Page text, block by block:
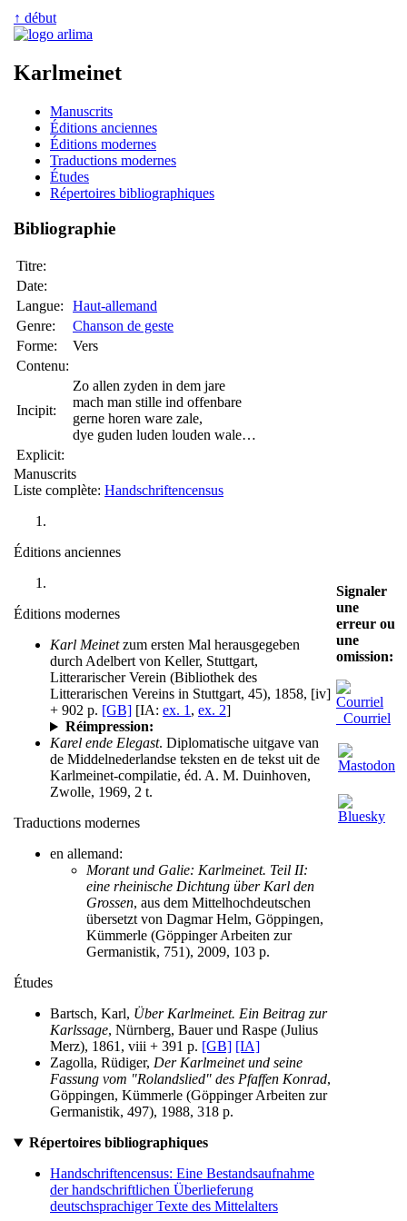
↑ début
Karlmeinet
Manuscrits
Éditions anciennes
Éditions modernes
Traductions modernes
Études
Répertoires bibliographiques
Bibliographie
Titre:
Date:
Langue:
Haut-allemand
Genre:
Chanson de geste
Forme:
Vers
Contenu:
Incipit:
Zo allen zyden in dem jare
mach man stille ind offenbare
gerne horen ware zale,
dye guden luden louden wale…
Explicit:
Manuscrits
Liste complète: Handschriftencensus
Éditions anciennes
Éditions modernes
Karl Meinetzum ersten Mal herausgegeben
durch Adelbert von Keller, Stuttgart,
Litterarischer Verein (Bibliothek des
Litterarischen Vereins in Stuttgart, 45), 1858, [iv]
+ 902 p. [GB] [IA: ex. 1 , ex. 2]
Réimpression:
Karel ende Elegast. Diplomatische uitgave van
de Middelnederlandse teksten en de tekst uit de
Karlmeinet-compilatie, éd. A. M. Duinhoven,
Zwolle, 1969, 2 t.
Traductions modernes
en allemand:
Morant und Galie: Karlmeinet. Teil II:
eine rheinische Dichtung über Karl den
Grossen, aus dem Mittelhochdeutschen
übersetzt von Dagmar Helm, Göppingen,
Kümmerle (Göppinger Arbeiten zur
Germanistik, 751), 2009, 103 p.
Études
Bartsch, Karl, Über Karlmeinet. Ein Beitrag zur
Karlssage, Nürnberg, Bauer und Raspe (Julius
Merz), 1861, viii + 391 p. [GB] [IA]
Zagolla, Rüdiger, Der Karlmeinet und seine
Fassung vom "Rolandslied" des Pfaffen Konrad,
Göppingen, Kümmerle (Göppinger Arbeiten zur
Germanistik, 497), 1988, 318 p.
Répertoires bibliographiques
Handschriftencensus: Eine Bestandsaufnahme
der handschriftlichen Überlieferung
deutschsprachiger Texte des Mittelalters
Signaler
une
erreur ou
une
omission:
Courriel